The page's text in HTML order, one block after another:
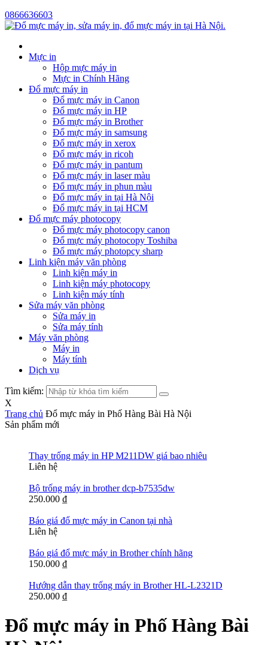
0866636603
Mực in
Hộp mực máy in
Mực in Chính Hãng
Đổ mực máy in
Đổ mực máy in Canon
Đổ mực máy in HP
Đổ mực máy in Brother
Đổ mực máy in samsung
Đổ mực máy in xerox
Đổ mực máy in ricoh
Đổ mực máy in pantum
Đổ mực máy in laser màu
Đổ mực máy in phun màu
Đổ mực máy in tại Hà Nội
Đổ mực máy in tại HCM
Đổ mực máy photocopy
Đổ mực máy photocopy canon
Đổ mực máy photocopy Toshiba
Đổ mực máy photopcy sharp
Linh kiện máy văn phòng
Linh kiện máy in
Linh kiện máy photocopy
Linh kiện máy tính
Sửa máy văn phòng
Sửa máy in
Sửa máy tính
Máy văn phòng
Máy in
Máy tính
Dịch vụ
Tìm kiếm:
X
Trang chủ Đổ mực máy in Phố Hàng Bài Hà Nội
Sản phẩm mới
Thay trống máy in HP M211DW giá bao nhiêu
Liên hệ
Bộ trống máy in brother dcp-b7535dw
250.000 ₫
Báo giá đổ mực máy in Canon tại nhà
Liên hệ
Báo giá đổ mực máy in Brother chính hãng
150.000 ₫
Hướng dẫn thay trống máy in Brother HL-L2321D
250.000 ₫
Đổ mực máy in Phố Hàng Bài